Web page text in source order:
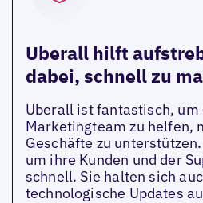
Uberall hilft
dabei, schnell zu
Uberall ist fantastisch, um
Marketingteam zu helfen,
Geschäfte zu
um ihre Kunden und der
schnell. Sie halten sich
technologische Updates